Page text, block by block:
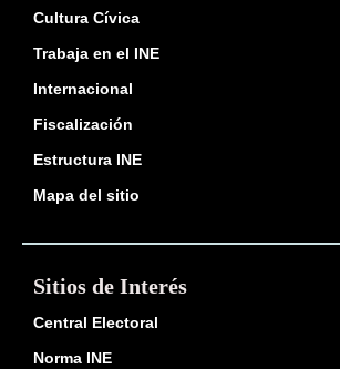
Cultura Cívica
Trabaja en el INE
Internacional
Fiscalización
Estructura INE
Mapa del sitio
Sitios de Interés
Central Electoral
Norma INE